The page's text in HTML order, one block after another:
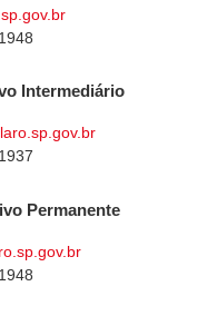
Intermediário
Permanente